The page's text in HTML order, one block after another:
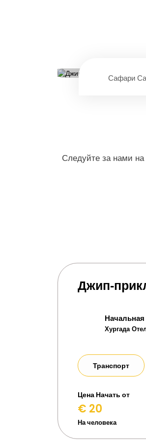
Сафари
Следуйте за нами
Джип-
Начальная
Хургада
Транспорт
Цена Начать от
€ 20
На человека